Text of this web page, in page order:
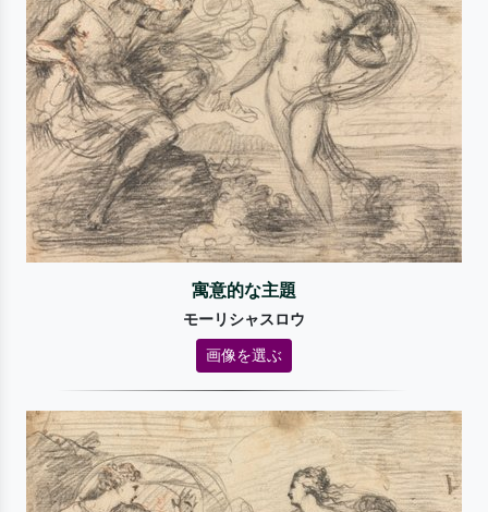
寓意的な主題
モーリシャスロウ
画像を選ぶ